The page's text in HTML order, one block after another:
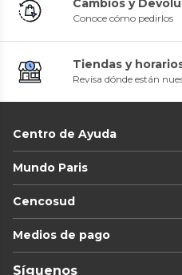
Conoce cómo pedirlos
Tiendas y
Revisa dónde están
Centro de Ayuda
Mundo Paris
Cencosud
Medios de pago
Síguenos